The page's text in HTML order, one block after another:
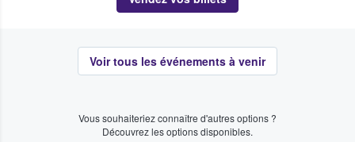
Voir tous les événements à venir
Vous souhaiteriez connaître d'autres options ?
Découvrez les options disponibles.